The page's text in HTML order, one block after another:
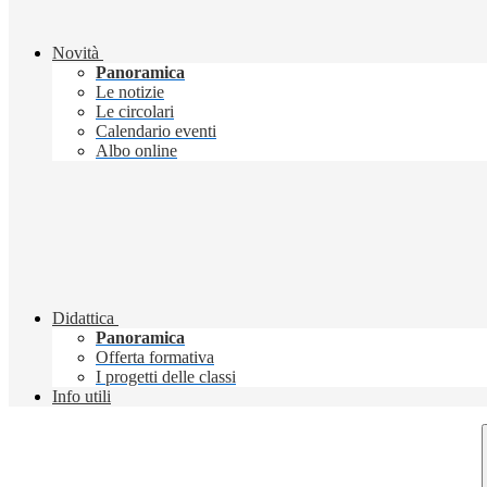
Novità
Panoramica
Le notizie
Le circolari
Calendario eventi
Albo online
Didattica
Panoramica
Offerta formativa
I progetti delle classi
Info utili